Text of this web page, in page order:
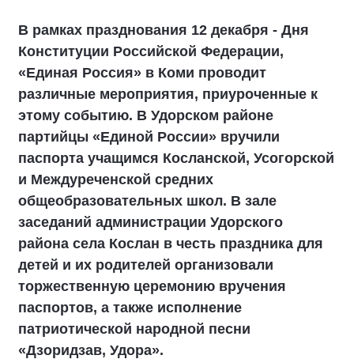
В рамках празднования 12 декабря - Дня
Конституции Российской Федерации,
«Единая Россия» в Коми проводит
различные мероприятия, приуроченные к
этому событию. В Удорском районе
партийцы «Единой России» вручили
паспорта учащимся Косланской, Усогорской
и Междуреченской средних
общеобразовательных школ. В зале
заседаний администрации Удорского
района села Кослан в честь праздника для
детей и их родителей организовали
торжественную церемонию вручения
паспортов, а также исполнение
патриотической народной песни
«Дзоридзав, Удора».